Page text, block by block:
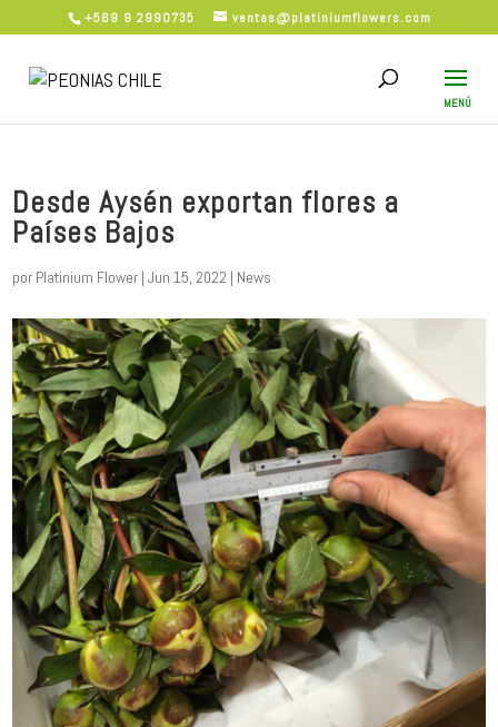
+569 9 2990735 ventas@platiniumflowers.com
Desde Aysén exportan flores a
Países Bajos
por Platinium Flower |Jun 15, 2022 | News